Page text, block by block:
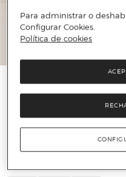
ROBERTO VERINO
Falda doble crepé
78 €195 €60%
Para administrar o
Configurar Cookies.
Política de cookies